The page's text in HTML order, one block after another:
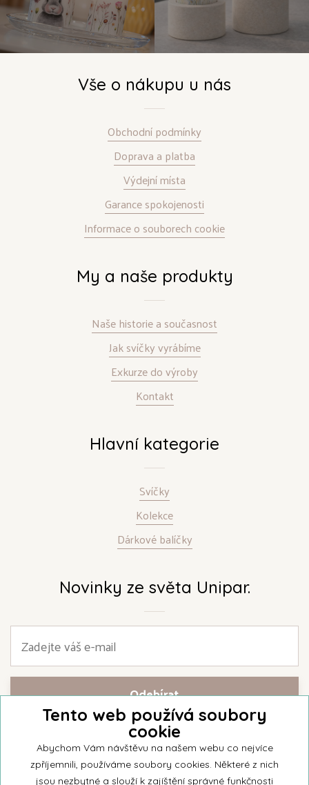
Vše o nákupu u nás
Obchodní podmínky
Doprava a platba
Výdejní místa
Garance spokojenosti
Informace o souborech cookie
My a naše produkty
Naše historie a současnost
Jak svíčky vyrábíme
Exkurze do výroby
Kontakt
Hlavní kategorie
Svíčky
Kolekce
Dárkové balíčky
Novinky ze světa Unipar.
Přihlašte se k našemu newsletteru a buďte jako první informováni o
nejnovějších kolekcích svíček a aktualitách z rodinné firmy Unipar.
Tento web používá soubory
cookie
Abychom Vám návštěvu na našem webu co nejvíce
zpříjemnili, používáme soubory cookies. Některé z nich
jsou nezbytné a slouží k zajíštění správné funkčnosti